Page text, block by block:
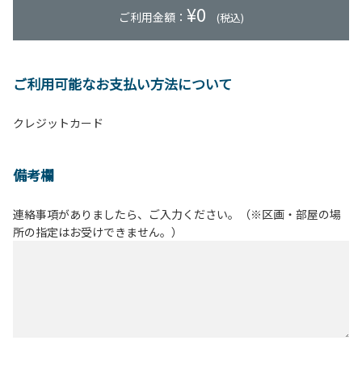
ご利用金額： ¥0 (税込)
ご利用可能なお支払い方法について
クレジットカード
備考欄
連絡事項がありましたら、ご入力ください。（※区画・部屋の場
所の指定はお受けできません。）